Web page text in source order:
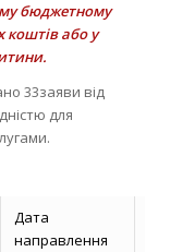
бюджетному
коштів або у
33заяви від
для
Дата
направлення